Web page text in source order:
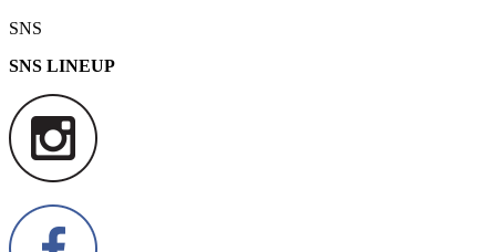
SNS
SNS LINEUP